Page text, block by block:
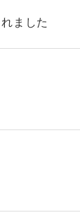
ました